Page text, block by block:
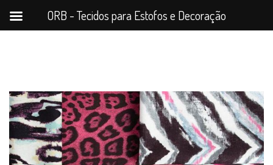
ORB - Tecidos para Estofos e Decoração